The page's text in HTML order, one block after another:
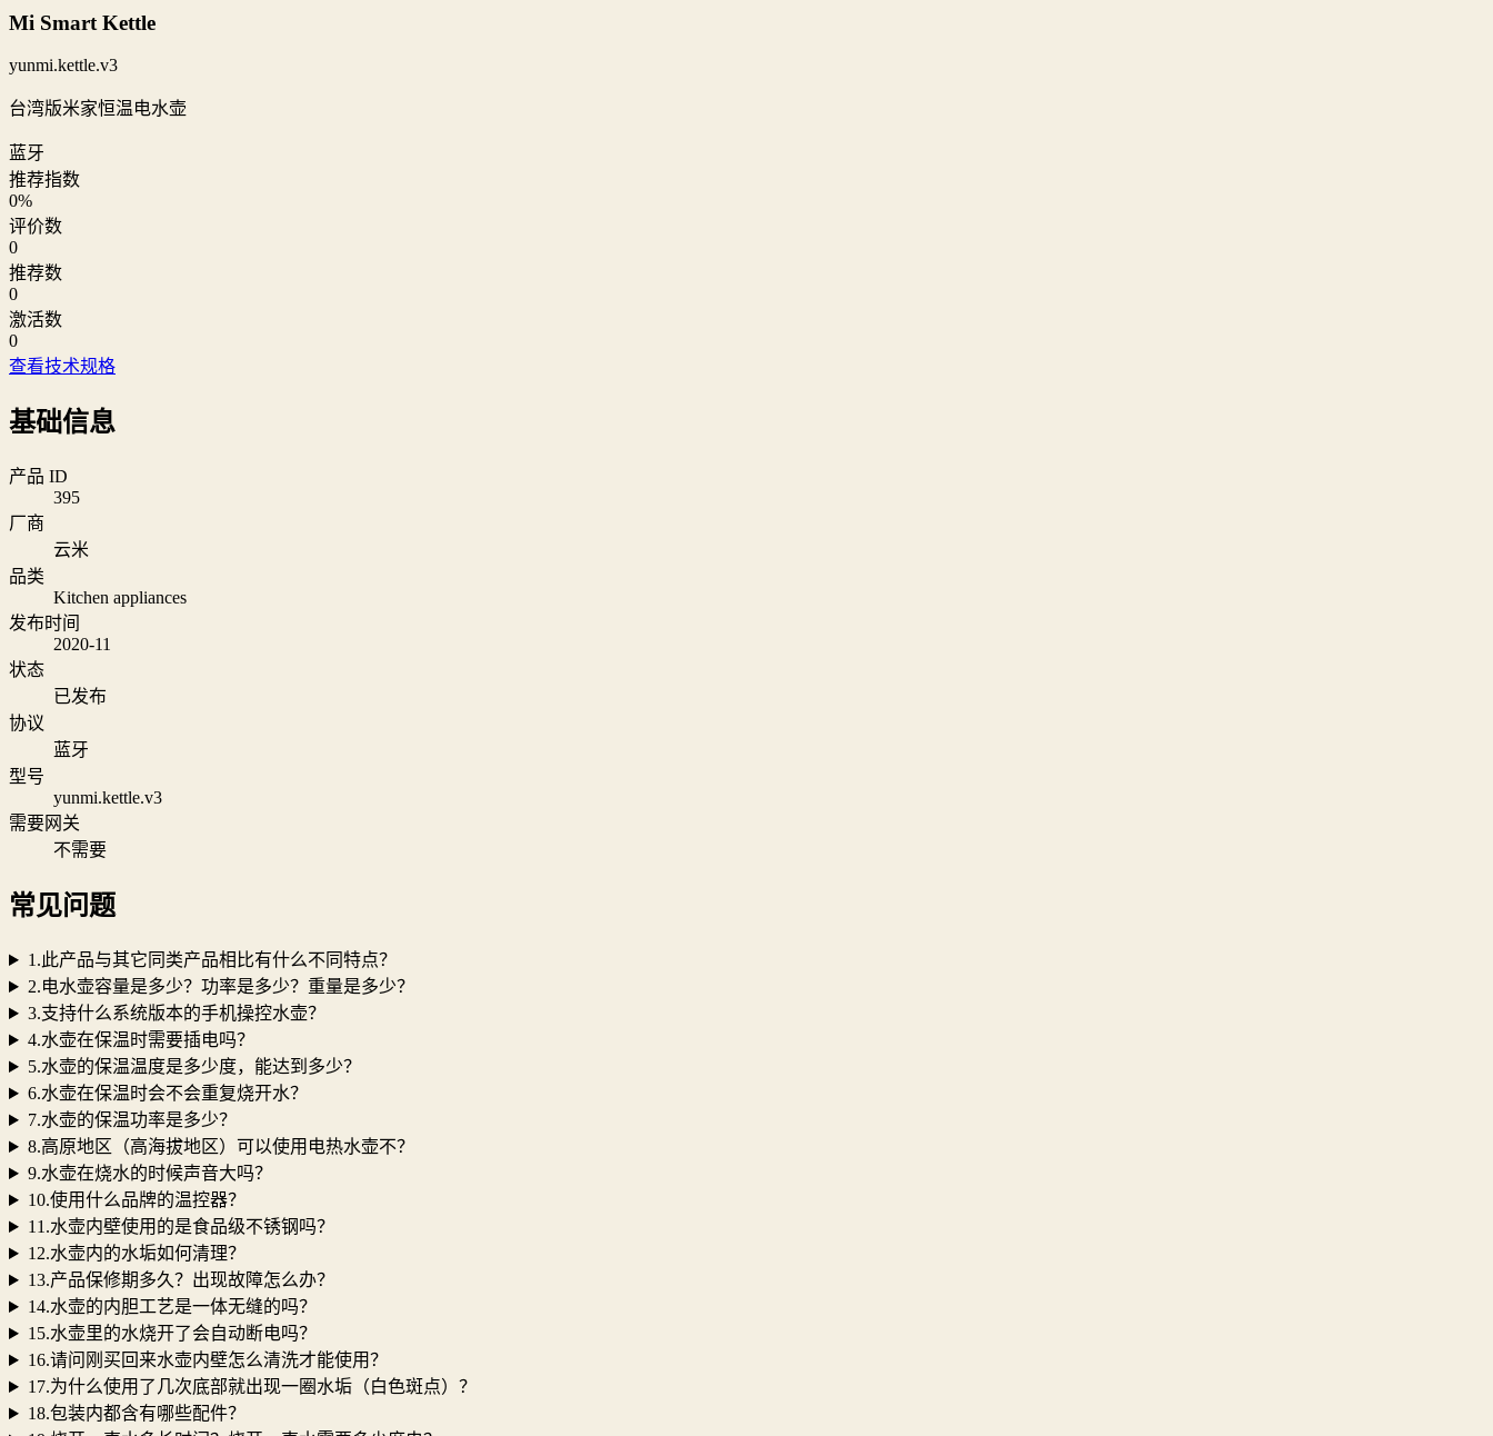
Mi Smart Kettle
yunmi.kettle.v3
台湾版米家恒温电水壶
蓝牙
推荐指数
0%
评价数
0
推荐数
0
激活数
0
查看技术规格
基础信息
产品 ID
395
厂商
云米
品类
Kitchen appliances
发布时间
2020-11
状态
已发布
协议
蓝牙
型号
yunmi.kettle.v3
需要网关
不需要
常见问题
1.此产品与其它同类产品相比有什么不同特点？
2.电水壶容量是多少？功率是多少？重量是多少？
3.支持什么系统版本的手机操控水壶？
4.水壶在保温时需要插电吗？
5.水壶的保温温度是多少度，能达到多少？
6.水壶在保温时会不会重复烧开水？
7.水壶的保温功率是多少？
8.高原地区（高海拔地区）可以使用电热水壶不？
9.水壶在烧水的时候声音大吗？
10.使用什么品牌的温控器？
11.水壶内壁使用的是食品级不锈钢吗？
12.水壶内的水垢如何清理？
13.产品保修期多久？出现故障怎么办？
14.水壶的内胆工艺是一体无缝的吗？
15.水壶里的水烧开了会自动断电吗？
16.请问刚买回来水壶内壁怎么清洗才能使用？
17.为什么使用了几次底部就出现一圈水垢（白色斑点）？
18.包装内都含有哪些配件？